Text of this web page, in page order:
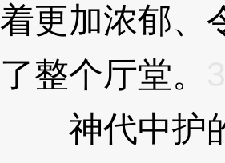
着更加浓郁、
了整个厅堂。
神代中护的